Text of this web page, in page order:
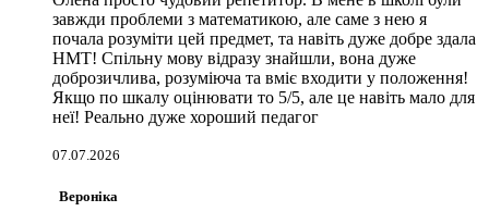
завжди проблеми з математикою, але саме з нею я
почала розуміти цей предмет, та навіть дуже добре здала
НМТ! Спільну мову відразу знайшли, вона дуже
доброзичлива, розуміюча та вміє входити у положення!
Якщо по шкалу оцінювати то 5/5, але це навіть мало для
неї! Реально дуже хороший педагог
07.07.2026
Вероніка